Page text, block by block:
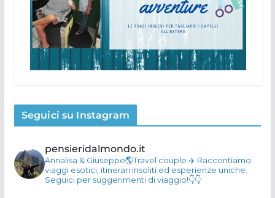
Seguici su Instagram
pensieridalmondo.it
Annalisa & Giuseppe🌎Travel couple ✈️ Raccontiamo
viaggi esotici, itinerari insoliti ed esperienze uniche.
Seguici per suggerimenti di viaggio!👇👇